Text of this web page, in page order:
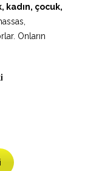
kadın, çocuk,
Onların